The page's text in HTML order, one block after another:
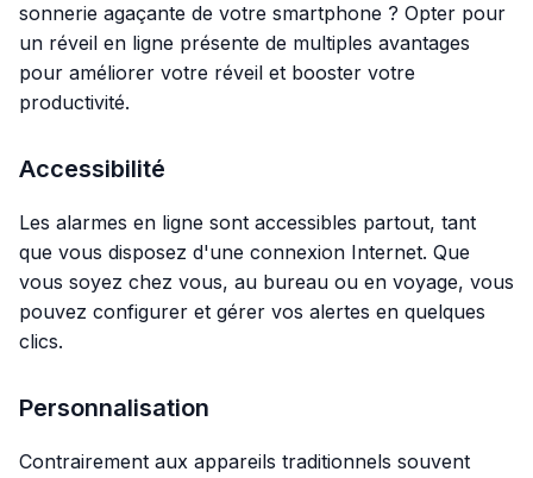
sonnerie agaçante de votre smartphone ? Opter pour
un réveil en ligne présente de multiples avantages
pour améliorer votre réveil et booster votre
productivité.
Accessibilité
Les alarmes en ligne sont accessibles partout, tant
que vous disposez d'une connexion Internet. Que
vous soyez chez vous, au bureau ou en voyage, vous
pouvez configurer et gérer vos alertes en quelques
clics.
Personnalisation
Contrairement aux appareils traditionnels souvent